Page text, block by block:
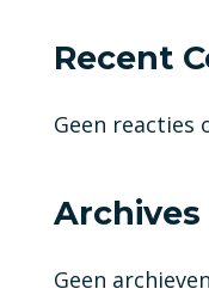
Recent
Geen reacties
Archives
Geen